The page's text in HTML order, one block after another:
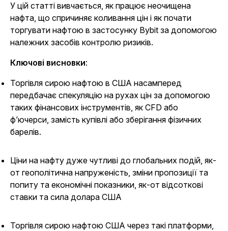
У цій статті вивчається, як працює неочищена
нафта, що спричиняє коливання цін і як почати
торгувати нафтою в застосунку Bybit за допомогою
належних засобів контролю ризиків.
Ключові висновки:
Торгівля сирою нафтою в США насамперед
передбачає спекуляцію на рухах цін за допомогою
таких фінансових інструментів, як CFD або
ф’ючерси, замість купівлі або зберігання фізичних
барелів.
Ціни на нафту дуже чутливі до глобальних подій, як-
от геополітична напруженість, зміни пропозиції та
попиту та економічні показники, як-от відсоткові
ставки та сила долара США
Торгівля сирою нафтою США через такі платформи,